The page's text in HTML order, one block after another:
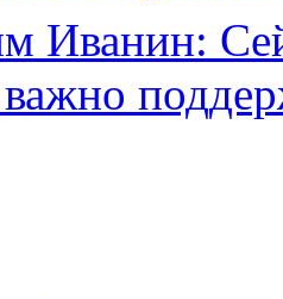
Иванин: